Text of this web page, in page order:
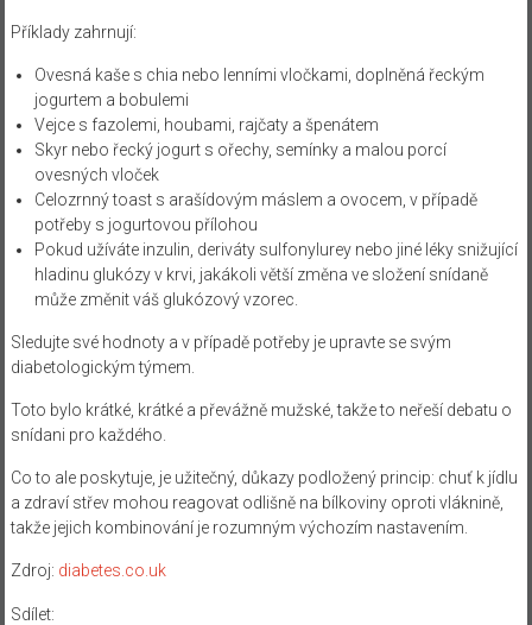
Příklady zahrnují:
Ovesná kaše s chia nebo lenními vločkami, doplněná řeckým
jogurtem a bobulemi
Vejce s fazolemi, houbami, rajčaty a špenátem
Skyr nebo řecký jogurt s ořechy, semínky a malou porcí
ovesných vloček
Celozrnný toast s arašídovým máslem a ovocem, v případě
potřeby s jogurtovou přílohou
Pokud užíváte inzulin, deriváty sulfonylurey nebo jiné léky snižující
hladinu glukózy v krvi, jakákoli větší změna ve složení snídaně
může změnit váš glukózový vzorec.
Sledujte své hodnoty a v případě potřeby je upravte se svým
diabetologickým týmem.
Toto bylo krátké, krátké a převážně mužské, takže to neřeší debatu o
snídani pro každého.
Co to ale poskytuje, je užitečný, důkazy podložený princip: chuť k jídlu
a zdraví střev mohou reagovat odlišně na bílkoviny oproti vláknině,
takže jejich kombinování je rozumným výchozím nastavením.
Zdroj: diabetes.co.uk
Sdílet: